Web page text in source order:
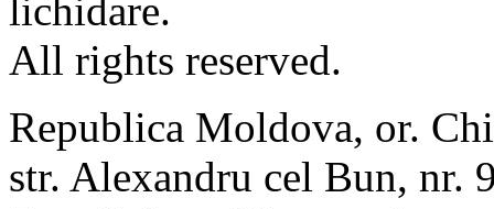
lichidare.
All rights reserved.
Republica Moldova, or.
str. Alexandru cel Bun, nr.